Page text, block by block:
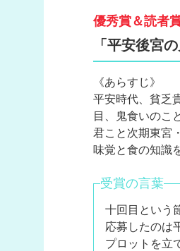
優秀賞＆読者
「平安後宮
《あらすじ》
平安時代、貧乏
目、鬼食いのこ
君こと次期東宮
味覚と食の知識
受賞の言葉
十回目という
応募したのは
プロットを立